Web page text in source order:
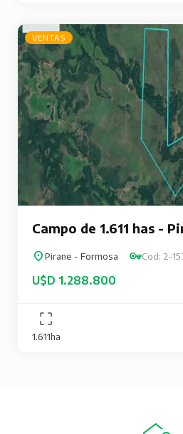
VENTAS
Campo de 1.611 has -
Pirane - Formosa Cod: 2-
U$D 1.288.800
1.611ha